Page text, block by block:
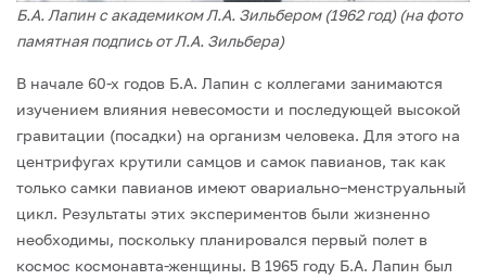
Б.А. Лапин с академиком Л.А. Зильбером (1962 год) (на фото
памятная подпись от Л.А. Зильбера)
В начале 60-х годов Б.А. Лапин с коллегами занимаются
изучением влияния невесо­мости и последующей высокой
гравитации (посадки) на организм человека. Для этого на
центрифугах крутили самцов и самок павианов, так как
только самки павианов име­ют овариально–менструальный
цикл. Результаты этих экспериментов были жизненно
необходимы, поскольку планировался первый полет в
космос космонавта-женщины. В 1965 году Б.А. Лапин был